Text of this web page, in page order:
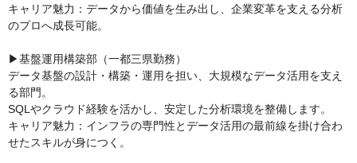
キャリア魅力：データから価値を生み出し、企業変革を支える分析
のプロへ成長可能。
▶基盤運用構築部（一都三県勤務）
データ基盤の設計・構築・運用を担い、大規模なデータ活用を支え
る部門。
SQLやクラウド経験を活かし、安定した分析環境を整備します。
キャリア魅力：インフラの専門性とデータ活用の最前線を掛け合わ
せたスキルが身につく。